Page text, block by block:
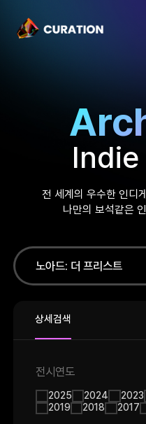
Indie
전 세계의 우수한 인디
나만의 보석같은
상세검색
전시연도
2025 2024 2023
2019
2018 2017